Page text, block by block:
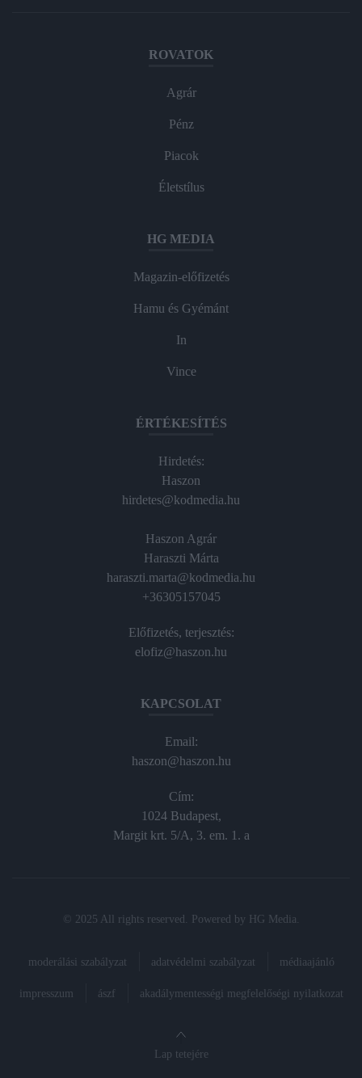
ROVATOK
Agrár
Pénz
Piacok
Életstílus
HG MEDIA
Magazin-előfizetés
Hamu és Gyémánt
In
Vince
ÉRTÉKESÍTÉS
Hirdetés:
Haszon
hirdetes@kodmedia.hu
Haszon Agrár
Haraszti Márta
haraszti.marta@kodmedia.hu
+36305157045
Előfizetés, terjesztés:
elofiz@haszon.hu
KAPCSOLAT
Email:
haszon@haszon.hu
Cím:
1024 Budapest,
Margit krt. 5/A, 3. em. 1. a
© 2025 All rights reserved. Powered by HG Media
moderálási szabályzat adatvédelmi szabályzat médiaajánló
impresszum ászf akadálymentességi megfelelőségi nyilatkozat
Lap tetejére